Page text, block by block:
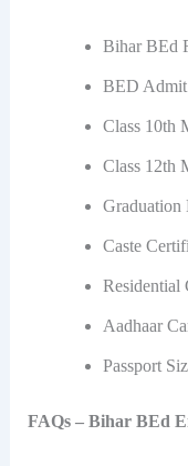
Bihar BEd
BED
Class 10th
Class 12th
Graduation
Caste
Residential
Aadhaar
Passport
FAQs – Bihar BEd